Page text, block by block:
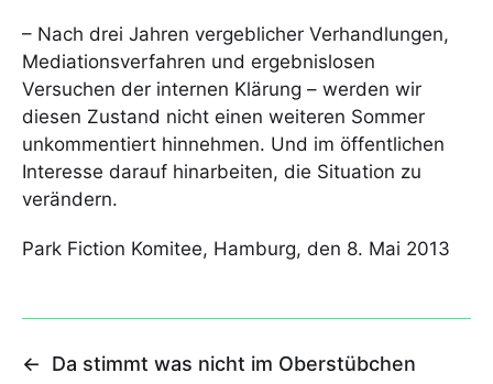
– Nach drei Jahren vergeblicher Verhandlungen,
Mediationsverfahren und ergebnislosen
Versuchen der internen Klärung – werden wir
diesen Zustand nicht einen weiteren Sommer
unkommentiert hinnehmen. Und im öffentlichen
Interesse darauf hinarbeiten, die Situation zu
verändern.
Park Fiction Komitee, Hamburg, den 8. Mai 2013
←
Da stimmt was nicht im Oberstübchen